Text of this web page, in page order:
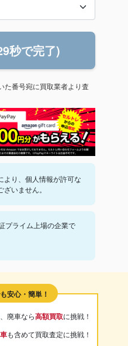
秒で完了)
た番号宛に買取業者より査
より、個人情報が許可な
いません。
プライム上場の企業で
、廃車なら高額買取に挑戦！
も含めて買取査定に挑戦！
安心・簡単！